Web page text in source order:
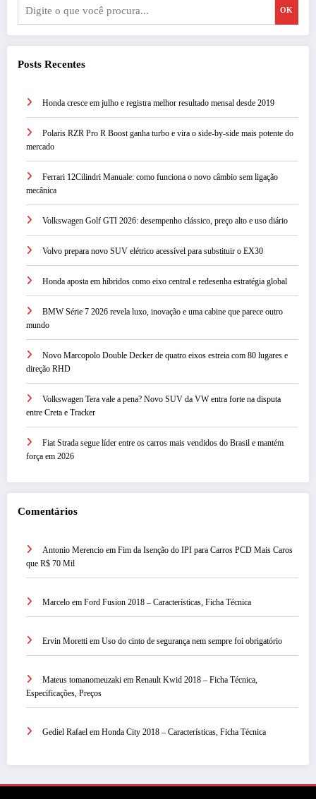
OK
Posts Recentes
Honda cresce em julho e registra melhor resultado mensal desde 2019
Polaris RZR Pro R Boost ganha turbo e vira o side-by-side mais potente do
mercado
Ferrari 12Cilindri Manuale: como funciona o novo câmbio sem ligação
mecânica
Volkswagen Golf GTI 2026: desempenho clássico, preço alto e uso diário
Volvo prepara novo SUV elétrico acessível para substituir o EX30
Honda aposta em híbridos como eixo central e redesenha estratégia global
BMW Série 7 2026 revela luxo, inovação e uma cabine que parece outro
mundo
Novo Marcopolo Double Decker de quatro eixos estreia com 80 lugares e
direção RHD
Volkswagen Tera vale a pena? Novo SUV da VW entra forte na disputa
entre Creta e Tracker
Fiat Strada segue líder entre os carros mais vendidos do Brasil e mantém
força em 2026
Comentários
Antonio Merencio em Fim da Isenção do IPI para Carros PCD Mais Caros
que R$ 70 Mil
Marcelo em Ford Fusion 2018 – Características, Ficha Técnica
Ervin Moretti em Uso do cinto de segurança nem sempre foi obrigatório
Mateus tomanomeuzaki em Renault Kwid 2018 – Ficha Técnica,
Especificações, Preços
Gediel Rafael em Honda City 2018 – Características, Ficha Técnica